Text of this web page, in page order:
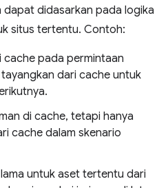
didasarkan pada logika
situs tertentu. Contoh:
cache pada permintaan
dari cache untuk
di cache, tetapi hanya
cache dalam skenario
untuk aset tertentu dari